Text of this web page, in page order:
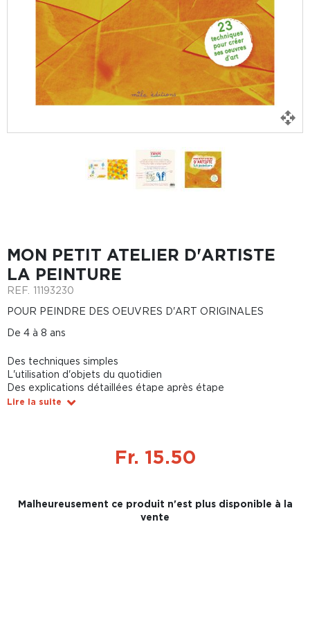
MON PETIT ATELIER D'ARTISTE
LA PEINTURE
REF. 11193230
POUR PEINDRE DES OEUVRES D'ART ORIGINALES
De 4 à 8 ans
Des techniques simples
L'utilisation d'objets du quotidien
Des explications détaillées étape après étape
Lire la suite
Fr. 15.50
Malheureusement ce produit n'est plus disponible à la
vente